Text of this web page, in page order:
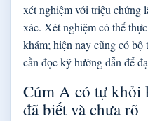
xét nghiệm với triệu chứng
xác. Xét nghiệm có thể
khám; hiện nay cũng có bộ
cần đọc kỹ hướng dẫn để
Cúm A có tự khỏi
đã biết và chưa rõ